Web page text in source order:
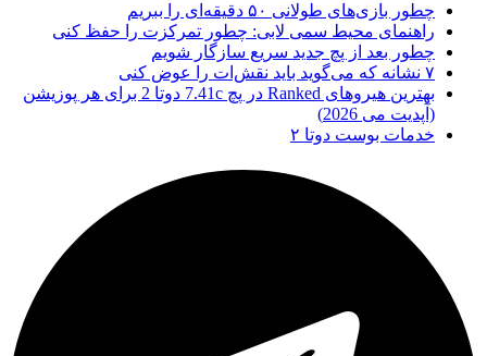
چطور بازی‌های طولانی ۵۰ دقیقه‌ای را ببریم
راهنمای محیط سمی لابی: چطور تمرکزت را حفظ کنی
چطور بعد از پچ جدید سریع سازگار شویم
۷ نشانه که می‌گوید باید نقش‌ات را عوض کنی
بهترین هیروهای Ranked در پچ 7.41c دوتا 2 برای هر پوزیشن
(آپدیت می 2026)
خدمات بوست دوتا ۲